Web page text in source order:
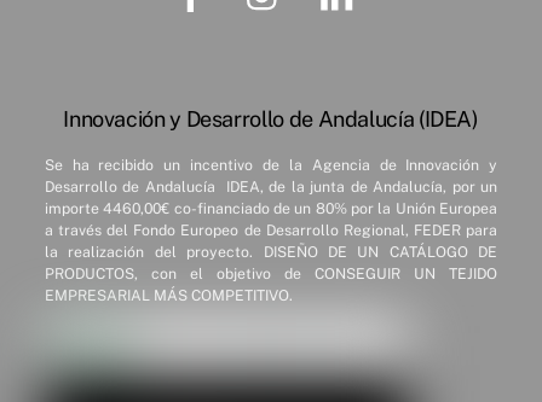
Innovación y Desarrollo de Andalucía (IDEA)
Se ha recibido un incentivo de la Agencia de Innovación y
Desarrollo de Andalucía IDEA, de la junta de Andalucía, por un
importe 4460,00€ co-financiado de un 80% por la Unión Europea
a través del Fondo Europeo de Desarrollo Regional, FEDER para
la realización del proyecto. DISEÑO DE UN CATÁLOGO DE
PRODUCTOS, con el objetivo de CONSEGUIR UN TEJIDO
EMPRESARIAL MÁS COMPETITIVO.